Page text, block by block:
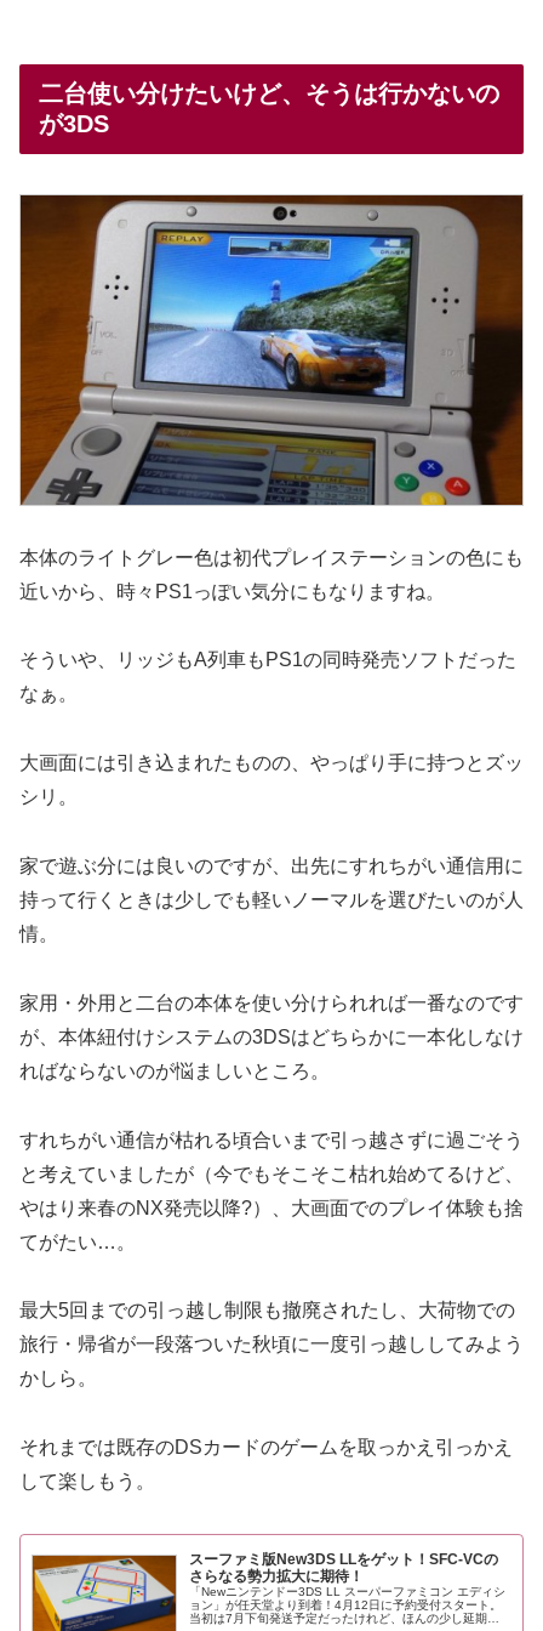
二台使い分けたいけど、そうは行かないの
が3DS
本体のライトグレー色は初代プレイステーションの色にも
近いから、時々PS1っぽい気分にもなりますね。
そういや、リッジもA列車もPS1の同時発売ソフトだった
なぁ。
大画面には引き込まれたものの、やっぱり手に持つとズッ
シリ。
家で遊ぶ分には良いのですが、出先にすれちがい通信用に
持って行くときは少しでも軽いノーマルを選びたいのが人
情。
家用・外用と二台の本体を使い分けられれば一番なのです
が、本体紐付けシステムの3DSはどちらかに一本化しなけ
ればならないのが悩ましいところ。
すれちがい通信が枯れる頃合いまで引っ越さずに過ごそう
と考えていましたが（今でもそこそこ枯れ始めてるけど、
やはり来春のNX発売以降?）、大画面でのプレイ体験も捨
てがたい…。
最大5回までの引っ越し制限も撤廃されたし、大荷物での
旅行・帰省が一段落ついた秋頃に一度引っ越ししてみよう
かしら。
それまでは既存のDSカードのゲームを取っかえ引っかえ
して楽しもう。
スーファミ版New3DS LLをゲット！SFC-VCの
さらなる勢力拡大に期待！
「Newニンテンドー3DS LL スーパーファミコン エディシ
ョン」が任天堂より到着！4月12日に予約受付スタート。
当初は7月下旬発送予定だったけれど、ほんの少し延期さ